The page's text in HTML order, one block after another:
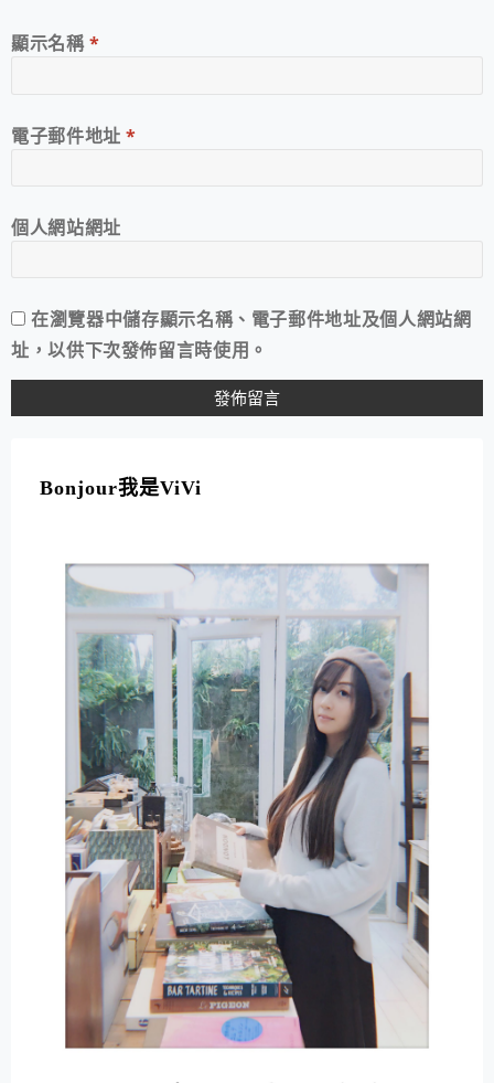
顯示名稱*
電子郵件地址*
個人網站網址
在瀏覽器中儲存顯示名稱、電子郵件地址及個人網站網
址，以供下次發佈留言時使用。
Bonjour我是ViVi